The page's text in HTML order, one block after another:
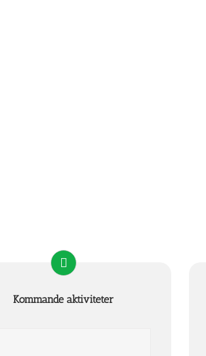
Kommande aktiviteter